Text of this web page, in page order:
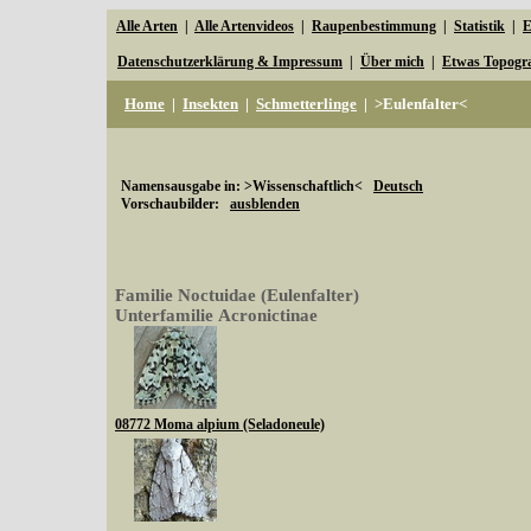
Alle Arten Alle Artenvideos Raupenbestimmung Statistik
Datenschutzerklärung & Impressum Über mich Etwas
Home | Insekten | Schmetterlinge | >Eulenfalter<
Namensausgabe in: >Wissenschaftlich< Deutsch
Vorschaubilder: ausblenden
Familie Noctuidae (Eulenfalter)
Unterfamilie Acronictinae
08772 Moma alpium (Seladoneule)